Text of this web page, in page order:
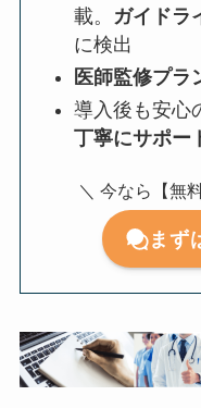
載。 ガイドラ
に検出
医師監修プラ
導入後も安心
丁寧にサポー
＼ 今なら【無
まず